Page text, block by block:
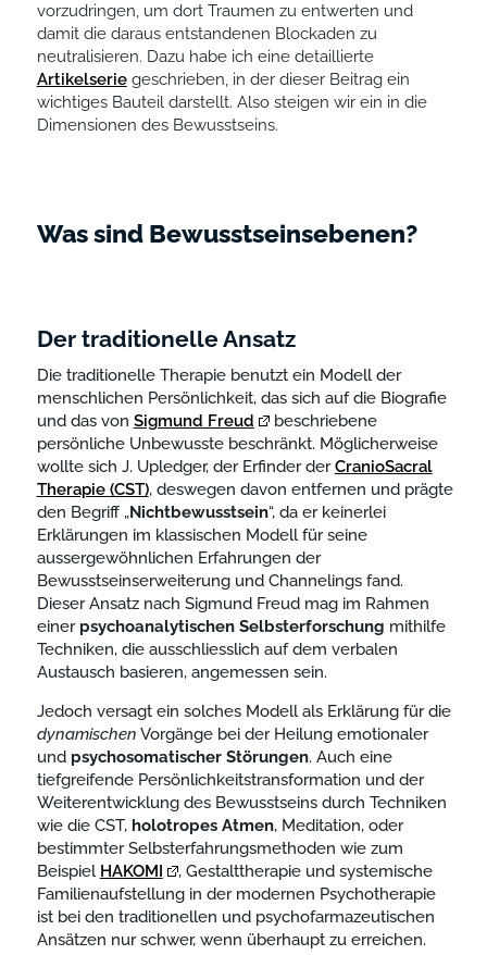
vorzudringen, um dort Traumen zu entwerten und
damit die daraus entstandenen Blockaden zu
neutralisieren. Dazu habe ich eine detaillierte
Artikelseriegeschrieben, in der dieser Beitrag ein
wichtiges Bauteil darstellt. Also steigen wir ein in die
Dimensionen des Bewusstseins.
Was sind Bewusstseinsebenen?
Der traditionelle Ansatz
Die traditionelle Therapie benutzt ein Modell der
menschlichen Persönlichkeit, das sich auf die Biografie
und das von Sigmund Freud
beschriebene
persönliche Unbewusste beschränkt. Möglicherweise
wollte sich J. Upledger, der Erfinder derCranioSacral
Therapie (CST), deswegen davon entfernen und prägte
den Begriff „Nichtbewusstsein“, da er keinerlei
Erklärungen im klassischen Modell für seine
aussergewöhnlichen Erfahrungen der
Bewusstseinserweiterung und Channelings fand.
Dieser Ansatz nach Sigmund Freud mag im Rahmen
einer psychoanalytischen Selbsterforschung mithilfe
Techniken, die ausschliesslich auf dem verbalen
Austausch basieren, angemessen sein.
Jedoch versagt ein solches Modell als Erklärung für die
dynamischen Vorgänge bei der Heilung emotionaler
und psychosomatischer Störungen. Auch eine
tiefgreifende Persönlichkeitstransformation und der
Weiterentwicklung des Bewusstseins durch Techniken
wie die CST,holotropes Atmen, Meditation, oder
bestimmter Selbsterfahrungsmethoden wie zum
Beispiel HAKOMI
, Gestalttherapie und systemische
Familienaufstellung in der modernen Psychotherapie
ist bei den traditionellen und psychofarmazeutischen
Ansätzen nur schwer, wenn überhaupt zu erreichen.